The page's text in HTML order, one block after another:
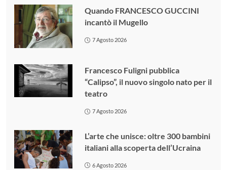
Quando FRANCESCO GUCCINI
incantò il Mugello
7 Agosto 2026
Francesco Fuligni pubblica
“Calipso”, il nuovo singolo nato per il
teatro
7 Agosto 2026
L’arte che unisce: oltre 300 bambini
italiani alla scoperta dell’Ucraina
6 Agosto 2026